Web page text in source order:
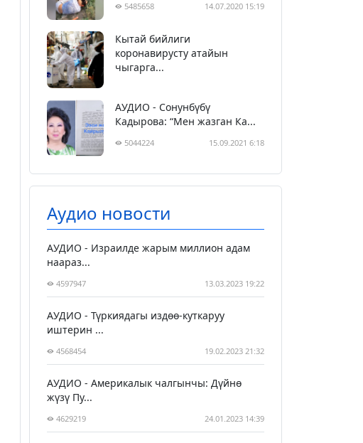
5485658 14.07.2020 15:19
Кытай бийлиги
коронавирусту атайын
чыгарга...
АУДИО - Сонунбүбү
Кадырова: “Мен жазган Ка...
5044224 15.09.2021 6:18
Аудио новости
АУДИО - Израилде жарым миллион адам
наараз...
4597947 13.03.2023 19:22
АУДИО - Түркиядагы издөө-куткаруу
иштерин ...
4568454 19.02.2023 21:32
АУДИО - Америкалык чалгынчы: Дүйнө
жүзү Пу...
4629219 24.01.2023 14:39